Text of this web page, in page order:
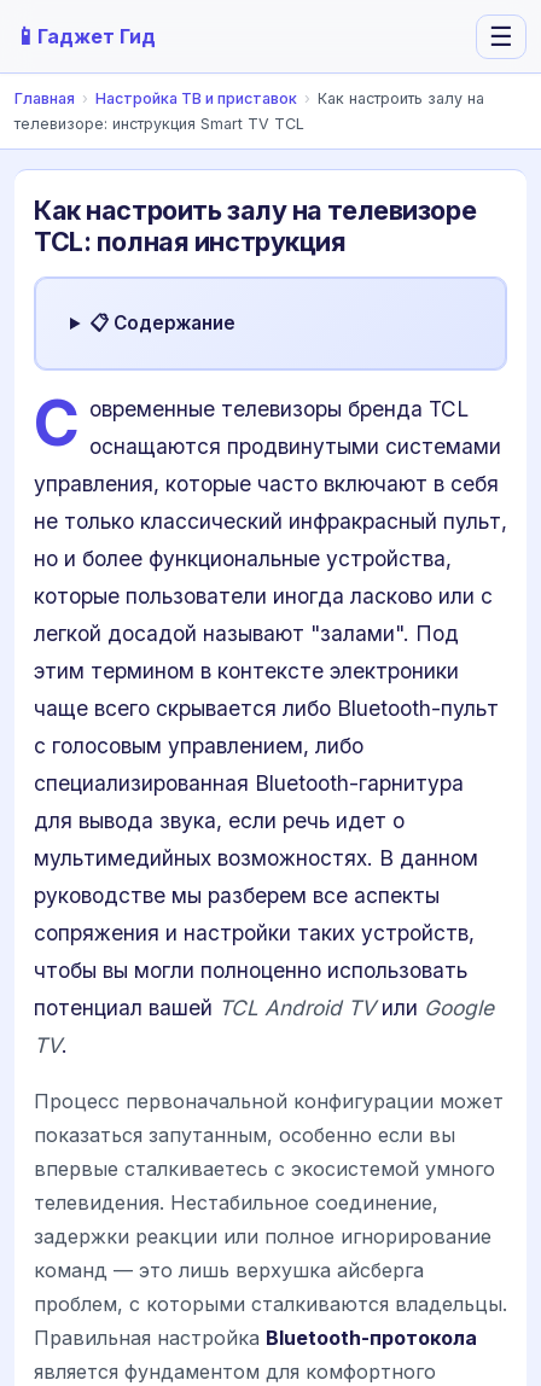
📱 Гаджет Гид ☰
Главная › Настройка ТВ и приставок › Как настроить залу на
телевизоре: инструкция Smart TV TCL
Как настроить залу на телевизоре
TCL: полная инструкция
📋 Содержание
С овременные телевизоры бренда TCL
оснащаются продвинутыми системами
управления, которые часто включают в себя
не только классический инфракрасный пульт,
но и более функциональные устройства,
которые пользователи иногда ласково или с
легкой досадой называют "залами". Под
этим термином в контексте электроники
чаще всего скрывается либо Bluetooth-пульт
с голосовым управлением, либо
специализированная Bluetooth-гарнитура
для вывода звука, если речь идет о
мультимедийных возможностях. В данном
руководстве мы разберем все аспекты
сопряжения и настройки таких устройств,
чтобы вы могли полноценно использовать
потенциал вашей TCL Android TVили Google
TV.
Процесс первоначальной конфигурации может
показаться запутанным, особенно если вы
впервые сталкиваетесь с экосистемой умного
телевидения. Нестабильное соединение,
задержки реакции или полное игнорирование
команд — это лишь верхушка айсберга
проблем, с которыми сталкиваются владельцы.
Правильная настройка Bluetooth-протокола
является фундаментом для комфортного